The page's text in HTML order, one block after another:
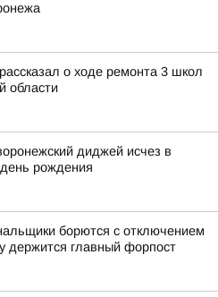
о ходе ремонта 3 школ
области
диджей исчез в
рождения
борются с отключением
держится главный форпост